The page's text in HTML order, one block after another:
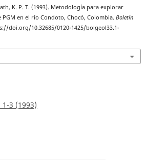
K. P. T. (1993). Metodología para explorar
PGM en el río Condoto, Chocó, Colombia.Boletín
doi.org/10.32685/0120-1425/bolgeol33.1-
3 (1993)